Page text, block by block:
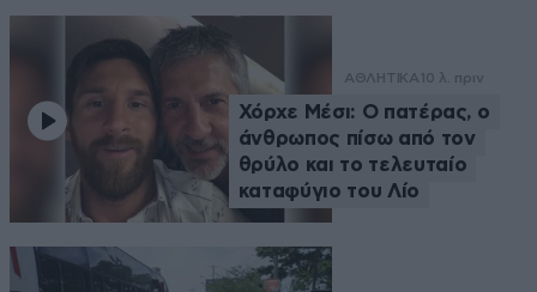
ΑΘΛΗΤΙΚΑ 10 λ. πριν
Χόρχε Μέσι: Ο πατέρας, ο
άνθρωπος πίσω από τον
θρύλο και το τελευταίο
καταφύγιο του Λίο